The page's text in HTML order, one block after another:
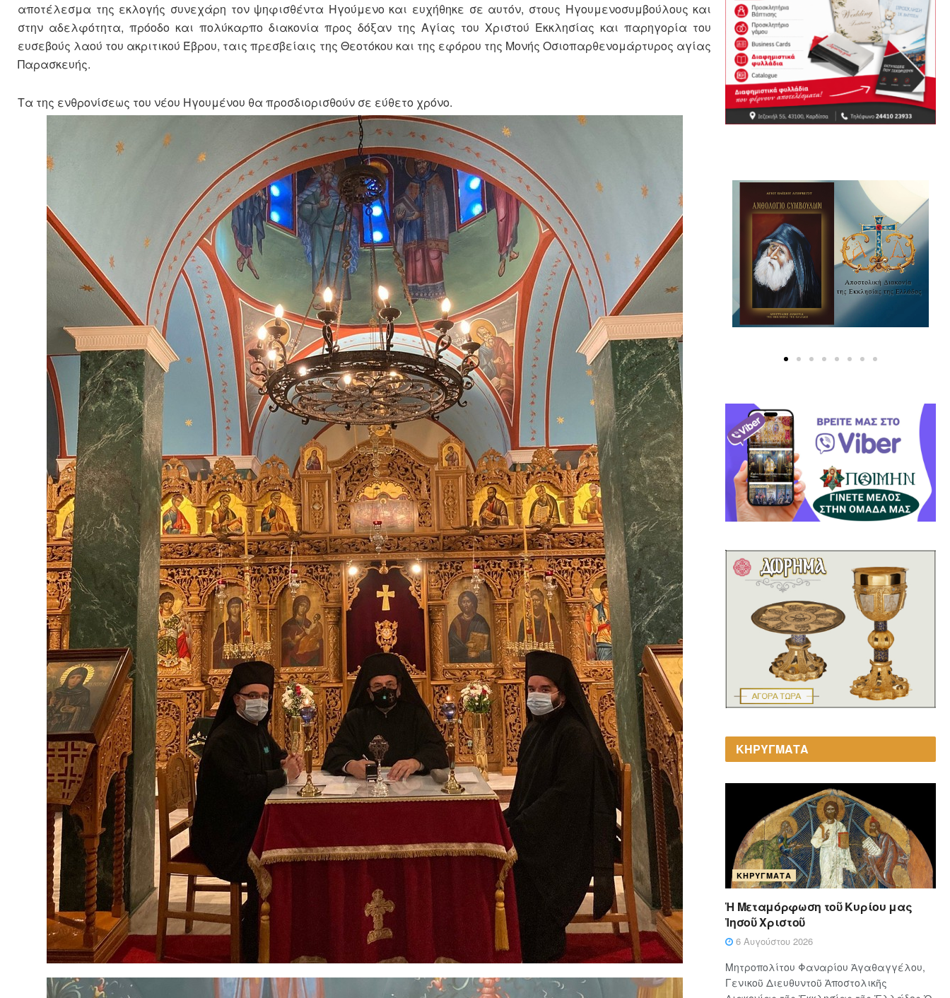
αποτέλεσμα της εκλογής συνεχάρη τον ψηφισθέντα Ηγούμενο και ευχήθηκε σε αυτόν, στους Ηγουμενοσυμβούλους και
στην αδελφότητα, πρόοδο και πολύκαρπο διακονία προς δόξαν της Αγίας του Χριστού Εκκλησίας και παρηγορία του
ευσεβούς λαού του ακριτικού Έβρου, ταις πρεσβείαις της Θεοτόκου και της εφόρου της Μονής Οσιοπαρθενομάρτυρος αγίας
Παρασκευής.
Τα της ενθρονίσεως του νέου Ηγουμένου θα προσδιορισθούν σε εύθετο χρόνο.
ΚΗΡΥΓΜΑΤΑ
ΚΗΡΎΓΜΑΤΑ
Ἡ Μεταμόρφωση τοῦ Κυρίου μας
Ἰησοῦ Χριστοῦ
6 Αυγούστου 2026
Μητροπολίτου Φαναρίου Ἀγαθαγγέλου,
Γενικοῦ Διευθυντοῦ Ἀποστολικῆς